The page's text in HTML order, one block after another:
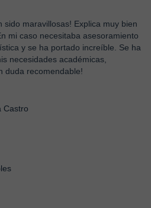
sido maravillosas! Explica muy bien
mi caso necesitaba asesoramiento
y se ha portado increíble. Se ha
necesidades académicas,
duda recomendable!
Castro